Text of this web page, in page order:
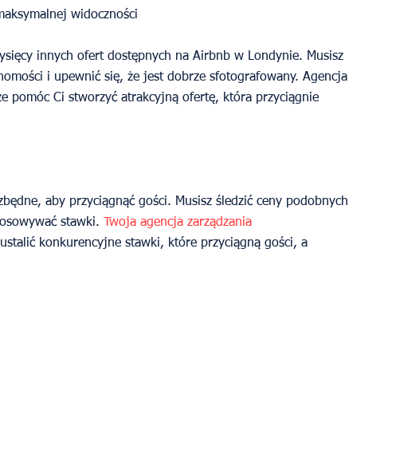
widoczności
innych ofert dostępnych na Airbnb w Londynie. Musisz
i upewnić się, że jest dobrze sfotografowany. Agencja
pomóc Ci stworzyć atrakcyjną ofertę, która przyciągnie
aby przyciągnąć gości. Musisz śledzić ceny podobnych
stawki. Twoja agencja zarządzania
konkurencyjne stawki, które przyciągną gości, a